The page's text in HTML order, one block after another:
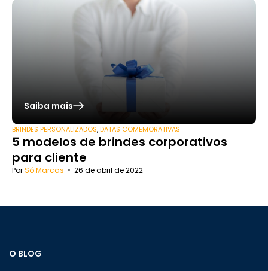
Saiba mais
BRINDES PERSONALIZADOS,DATAS COMEMORATIVAS
5 modelos de brindes corporativos
para cliente
PorSó Marcas • 26 de abril de 2022
O BLOG